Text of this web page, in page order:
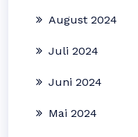
August 2024
Juli 2024
Juni 2024
Mai 2024